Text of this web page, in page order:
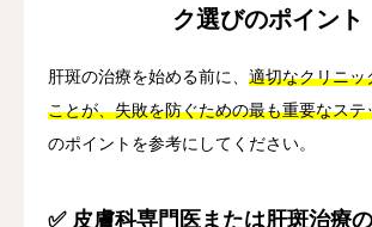
ク選びのポイント
肝斑の治療を始める前に、 適切なクリニッ
ことが、失敗を防ぐための最も重要なステ
のポイントを参考にしてください。
✅ 皮膚科専門医または肝斑治療